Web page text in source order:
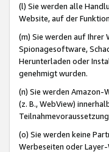
(l) Sie werden alle
Website, auf der
(m) Sie werden auf Ihrer
Spionagesoftware,
Herunterladen oder
genehmigt wurden.
(n) Sie werden Amazon-
(z. B., WebView)
(o) Sie werden keine
Werbeseiten oder